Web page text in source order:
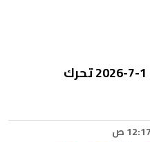
سعر الذهب اليوم الأربعاء 1-7-2026 تحرك